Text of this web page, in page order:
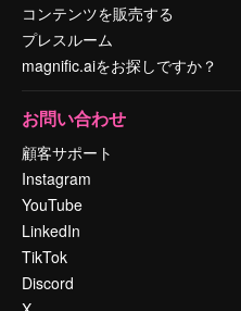
コンテンツを販売する
プレスルーム
magnific.aiをお探しですか？
お問い合わせ
顧客サポート
Instagram
YouTube
LinkedIn
TikTok
Discord